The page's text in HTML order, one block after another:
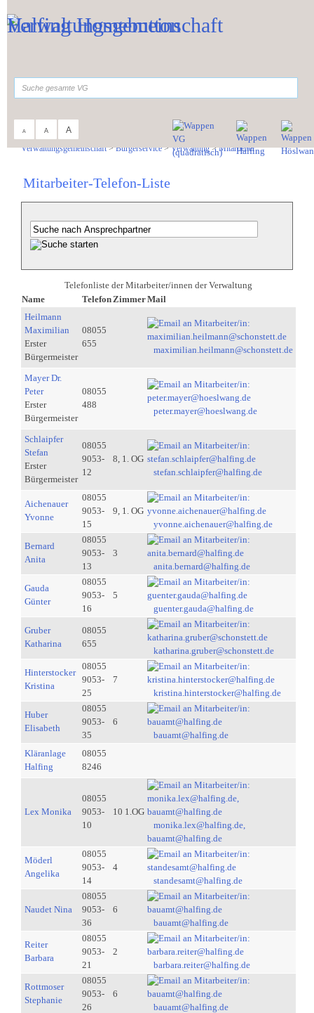
A A A
Verwaltungsgemeinschaft>Bürgerservice>Verwaltung>Mitarbeiter
Mitarbeiter-Telefon-Liste
Telefonliste der Mitarbeiter/innen der Verwaltung
Name
Telefon ZimmerMail
Heilmann
Maximilian
Erster
Bürgermeister
08055
655
maximilian.heilmann@schonstett.de
Mayer Dr.
Peter
Erster
Bürgermeister
08055
488
peter.mayer@hoeslwang.de
Schlaipfer
Stefan
Erster
Bürgermeister
08055
9053-
12
8, 1. OG
stefan.schlaipfer@halfing.de
Aichenauer
Yvonne
08055
9053-
15
9, 1. OG
yvonne.aichenauer@halfing.de
Bernard
Anita
08055
9053-
13
3
anita.bernard@halfing.de
Gauda
Günter
08055
9053-
16
5
guenter.gauda@halfing.de
Gruber
Katharina
08055
655
katharina.gruber@schonstett.de
Hinterstocker
Kristina
08055
9053-
25
7
kristina.hinterstocker@halfing.de
Huber
Elisabeth
08055
9053-
35
6
bauamt@halfing.de
Kläranlage
Halfing
08055
8246
Lex Monika
08055
9053-
10
10 1.OG
monika.lex@halfing.de,
bauamt@halfing.de
Möderl
Angelika
08055
9053-
14
4
standesamt@halfing.de
Naudet Nina
08055
9053-
36
6
bauamt@halfing.de
Reiter
Barbara
08055
9053-
21
2
barbara.reiter@halfing.de
Rottmoser
Stephanie
08055
9053-
26
6
bauamt@halfing.de